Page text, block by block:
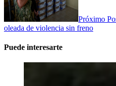
Próximo
oleada de violencia sin freno
Puede interesarte